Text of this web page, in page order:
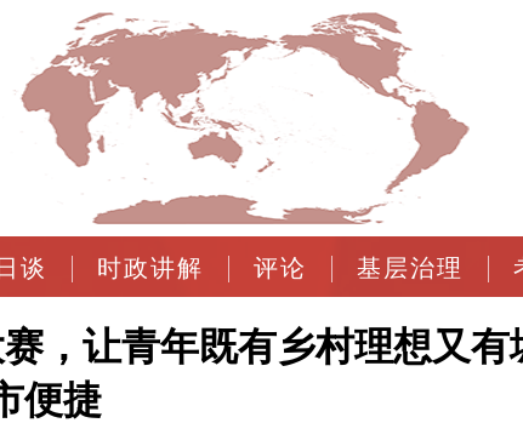
谈 时政讲解 评论 基层治理
，让青年既有乡村理想又有
便捷